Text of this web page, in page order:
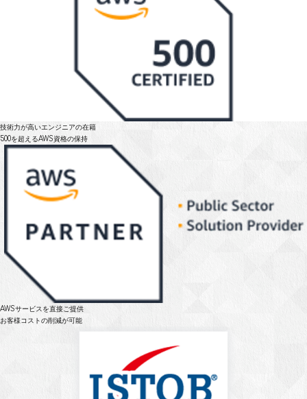
技術力が高いエンジニアの在籍
500を超えるAWS資格の保持
AWSサービスを直接ご提供
お客様コストの削減が可能